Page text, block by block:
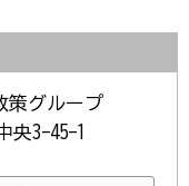
策グループ
央3-45-1